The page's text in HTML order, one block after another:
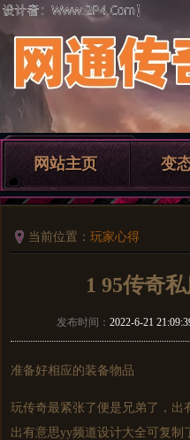
网站主页 变
当前位置： 玩家心得
1 95传奇
发布时间： 2022-6-21
准备好相应的装备物品
玩传奇最紧张了便是兄弟了，出
出有意思yy频道设计大全可复制